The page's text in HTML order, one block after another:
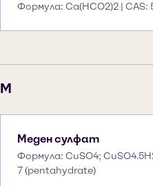
Формула: Ca(HCO2)2 | CAS:
M
Меден сулфат
Формула: CuSO4;
7 (pentahydrate)